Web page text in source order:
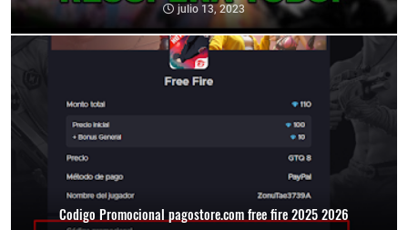
julio 13, 2023
Codigo Promocional pagostore.com free fire 2025 2026